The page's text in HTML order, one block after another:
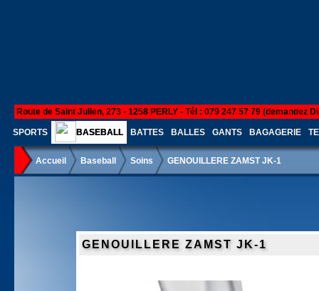
Route de Saint Julien, 273 - 1258 PERLY - Tél : 079 247 57 79 (demandez
SPORTS BASEBALL BATTES BALLES GANTS BAGAGERIE
Accueil Baseball Soins GENOUILLERE ZAMST JK-1
GENOUILLERE ZAMST JK-1